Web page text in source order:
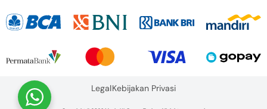
LegalKebijakan Privasi